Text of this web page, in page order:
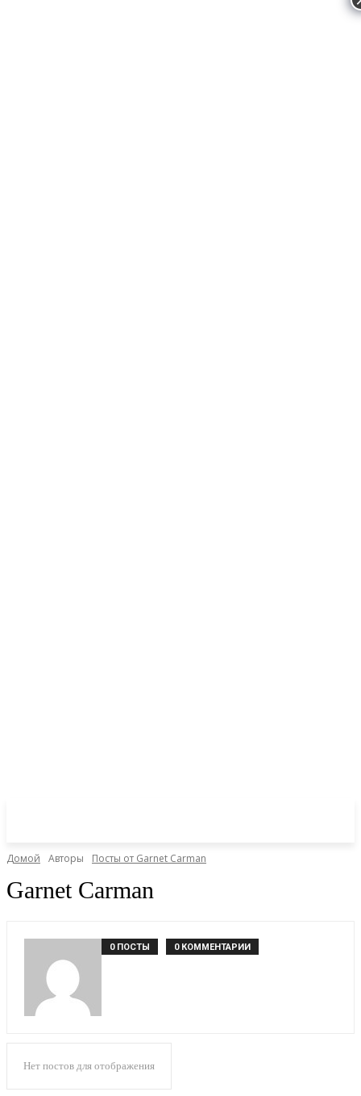
Домой Авторы Посты от Garnet Carman
Garnet Carman
0 ПОСТЫ 0 КОММЕНТАРИИ
Нет постов для отображения